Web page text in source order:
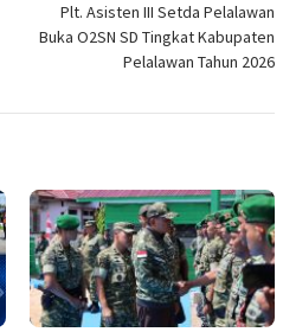
Plt. Asisten III Setda Pelalawan
Buka O2SN SD Tingkat Kabupaten
Pelalawan Tahun 2026